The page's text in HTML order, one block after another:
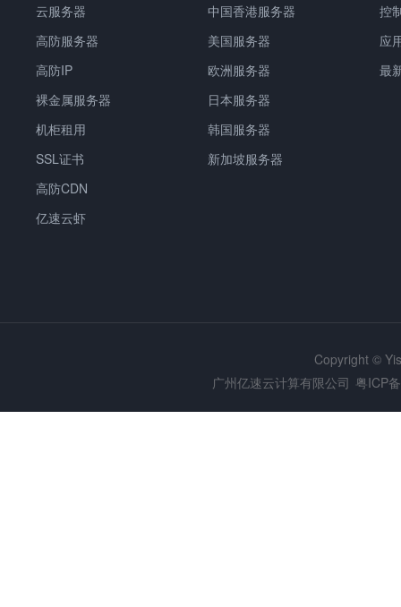
云服务器
高防服务器
高防IP
裸金属服务器
机柜租用
SSL证书
高防CDN
亿速云虾
中国香港服务器
美国服务器
欧洲服务器
日本服务器
韩国服务器
新加坡服务器
控
应
最
Copyright ©
广州亿速云计算有限公司 粤ICP